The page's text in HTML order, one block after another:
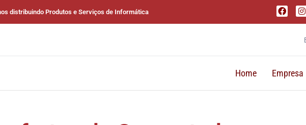
distribuindo Produtos e Serviços de Informática
Home Empresa